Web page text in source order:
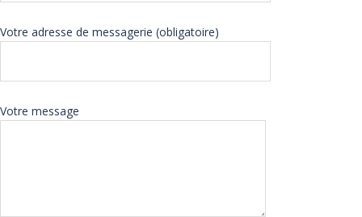
Votre adresse de messagerie (obligatoire)
Votre message